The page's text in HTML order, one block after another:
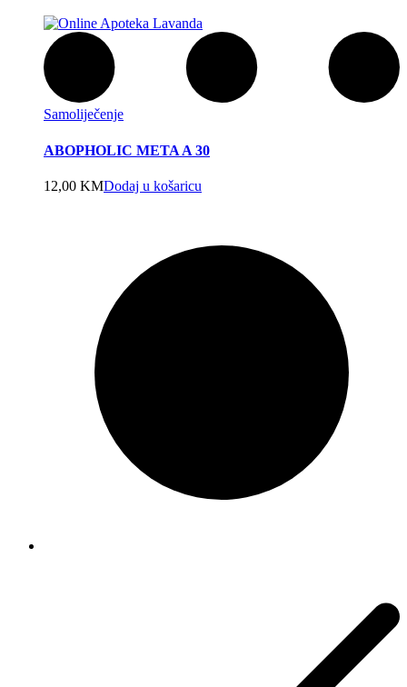
Samoliječenje
ABOPHOLIC META A 30
12,00 KMDodaj u košaricu